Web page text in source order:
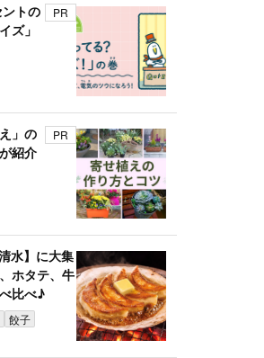
トの
ズ」
PR
」の
紹介
PR
水】に大集
ホタテ、牛
比べ♪
餃子